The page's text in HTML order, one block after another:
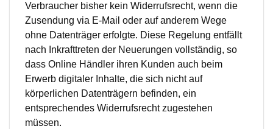
Verbraucher bisher kein Widerrufsrecht, wenn die
Zusendung via E-Mail oder auf anderem Wege
ohne Datenträger erfolgte. Diese Regelung entfällt
nach Inkrafttreten der Neuerungen vollständig, so
dass Online Händler ihren Kunden auch beim
Erwerb digitaler Inhalte, die sich nicht auf
körperlichen Datenträgern befinden, ein
entsprechendes Widerrufsrecht zugestehen
müssen.